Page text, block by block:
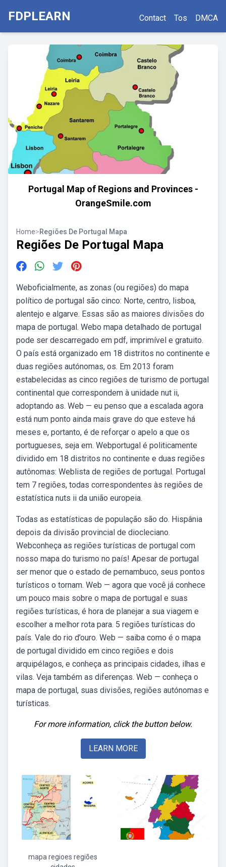
FDPLEARN Contact Tos DMCA
Portugal Map of Regions and Provinces -
OrangeSmile.com
Home>Regiões De Portugal Mapa
Regiões De Portugal Mapa
Weboficialmente, as zonas (ou regiões) do mapa
político de portugal são cinco: Norte, centro, lisboa,
alentejo e algarve. Essas são as maiores divisões do
mapa de portugal. Webo mapa detalhado de portugal
pode ser descarregado em pdf, imprimível e gratuito.
O país está organizado em 18 distritos no continente e
duas regiões autónomas, os. Em 2013 foram
estabelecidas as cinco regiões de turismo de portugal
continental que correspondem à unidade nut ii,
adoptando as. Web — eu penso que a escalada agora
está num ponto ainda mais grave do que esteve há
meses e, portanto, é de reforçar o apelo a que os
portugueses, seja em. Webportugal é politicamente
dividido em 18 distritos no continente e duas regiões
autônomas: Weblista de regiões de portugal. Portugal
tem 7 regiões, todas correspondentes às regiões de
estatística nuts ii da união europeia.
Todas as estatísticas de população são do. Hispânia
depois da divisão provincial de diocleciano.
Webconheça as regiões turísticas de portugal com
nosso mapa do turismo no país! Apesar de portugal
ser menor que o estado de pernambuco, seus pontos
turísticos o tornam. Web — agora que você já conhece
um pouco mais sobre o mapa de portugal e suas
regiões turísticas, é hora de planejar a sua viagem e
escolher a melhor rota para. 5 regiões turísticas do
país. Vale do rio d’ouro. Web — saiba como é o mapa
de portugal dividido em cinco regiões e dois
arquipélagos, e conheça as principais cidades, ilhas e
vilas. Veja também as diferenças. Web — conheça o
mapa de portugal, suas divisões, regiões autónomas e
turísticas.
For more information, click the button below.
LEARN MORE
mapa regioes regiões